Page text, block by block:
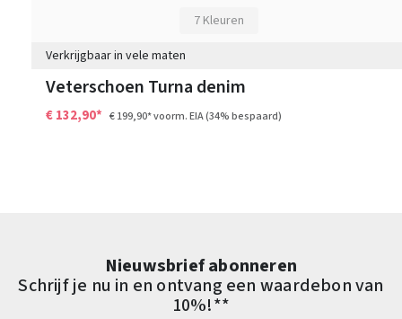
7 Kleuren
Verkrijgbaar in vele maten
Veterschoen Turna denim
€ 132,90* € 199,90*voorm. EIA(34% bespaard)
Nieuwsbrief abonneren
Schrijf je nu in en ontvang een waardebon van
10%!**